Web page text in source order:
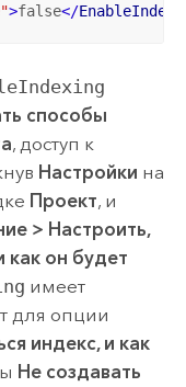
>false</
способы
, доступ к
Настройки на
Проект, и
> Настроить,
как он будет
имеет
для опции
индекс, и как
Не создавать